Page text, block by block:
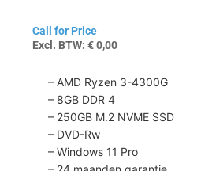
Call for Price
Excl. BTW: €0,00
– AMD Ryzen 3-4300G
– 8GB DDR 4
– 250GB M.2 NVME SSD
– DVD-Rw
– Windows 11 Pro